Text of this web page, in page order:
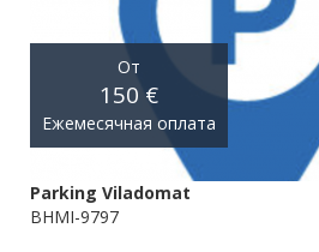
От
150 €
Ежемесячная оплата
Parking Viladomat
BHMI-9797